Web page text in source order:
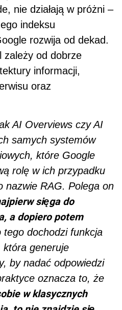
nie działają w próżni –
indeksu
rozwija od dekad.
zależy od dobrze
informacji,
oraz
AI Overviews czy AI
samych systemów
które Google
rolę w ich przypadku
nazwie RAG. Polega on
sięga do
a dopiero potem
tego dochodzi funkcja
która generuje
by nadać odpowiedzi
oznacza to, że
w klasycznych